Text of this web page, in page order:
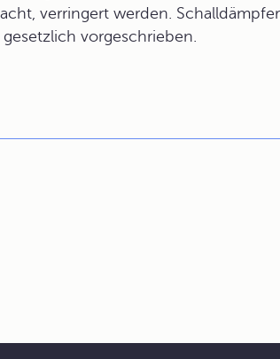
verringert werden.
vorgeschrieben.